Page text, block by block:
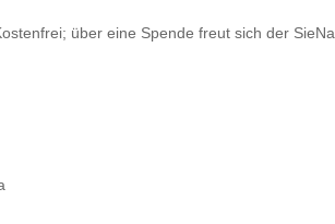
über eine Spende freut sich der SieNa